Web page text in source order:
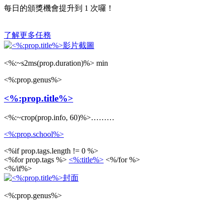
每日的頒獎機會提升到 1 次囉！
了解更多任務
<%:~s2ms(prop.duration)%> min
<%:prop.genus%>
<%:prop.title%>
<%:~crop(prop.info, 60)%>………
<%:prop.school%>
<%if prop.tags.length != 0 %>
<%for prop.tags %> <%:title%> <%/for %>
<%/if%>
<%:prop.genus%>